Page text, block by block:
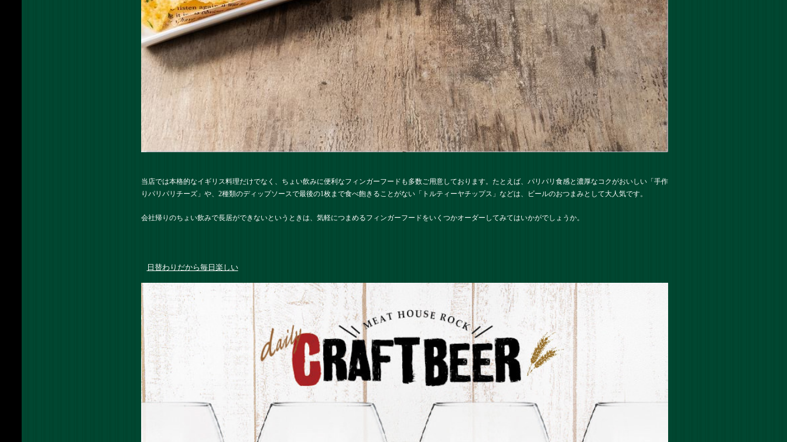
当店では本格的なイギリス料理だけでなく、ちょい飲みに便利なフィンガーフードも多数ご用意しております。たとえば、パリパリ食感と濃厚なコクがおいしい「手作
りパリパリチーズ」や、2種類のディップソースで最後の1枚まで食べ飽きることがない「トルティーヤチップス」などは、ビールのおつまみとして大人気です。
会社帰りのちょい飲みで長居ができないというときは、気軽につまめるフィンガーフードをいくつかオーダーしてみてはいかがでしょうか。
日替わりだから毎日楽しい